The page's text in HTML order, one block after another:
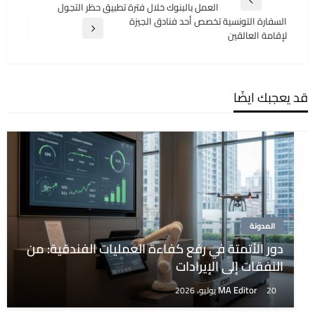
المقالات
المقالة
السابقة
العمل بالبنوك خلال فترة تطبيق حظر التجول
المقالة
السفارة التونسية تخصص أحد فنادق الجيزة
لإقامة العالقين
قد يعجبك ايضًا
المدونة
دور الأتمتة في رفع كفاءة العمليات الفندقية: من
النفقات إلى الإيرادات
MA Editor 20 يوليو، 2026